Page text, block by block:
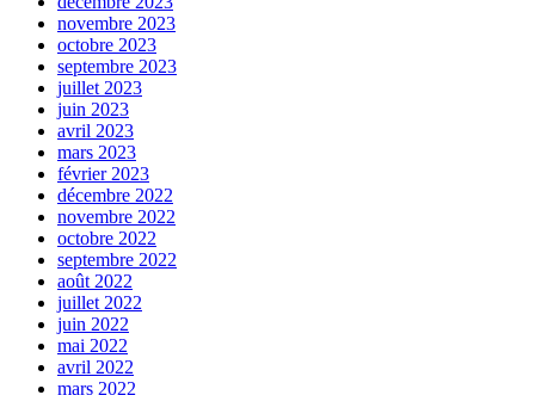
novembre 2023
octobre 2023
septembre 2023
juillet 2023
juin 2023
avril 2023
mars 2023
février 2023
décembre 2022
novembre 2022
octobre 2022
septembre 2022
août 2022
juillet 2022
juin 2022
mai 2022
avril 2022
mars 2022